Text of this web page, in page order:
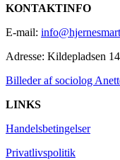
KONTAKTINFO
E-mail:
Adresse: Kildepladsen
Billeder af sociolog
LINKS
Handelsbetingelser
Privatlivspolitik